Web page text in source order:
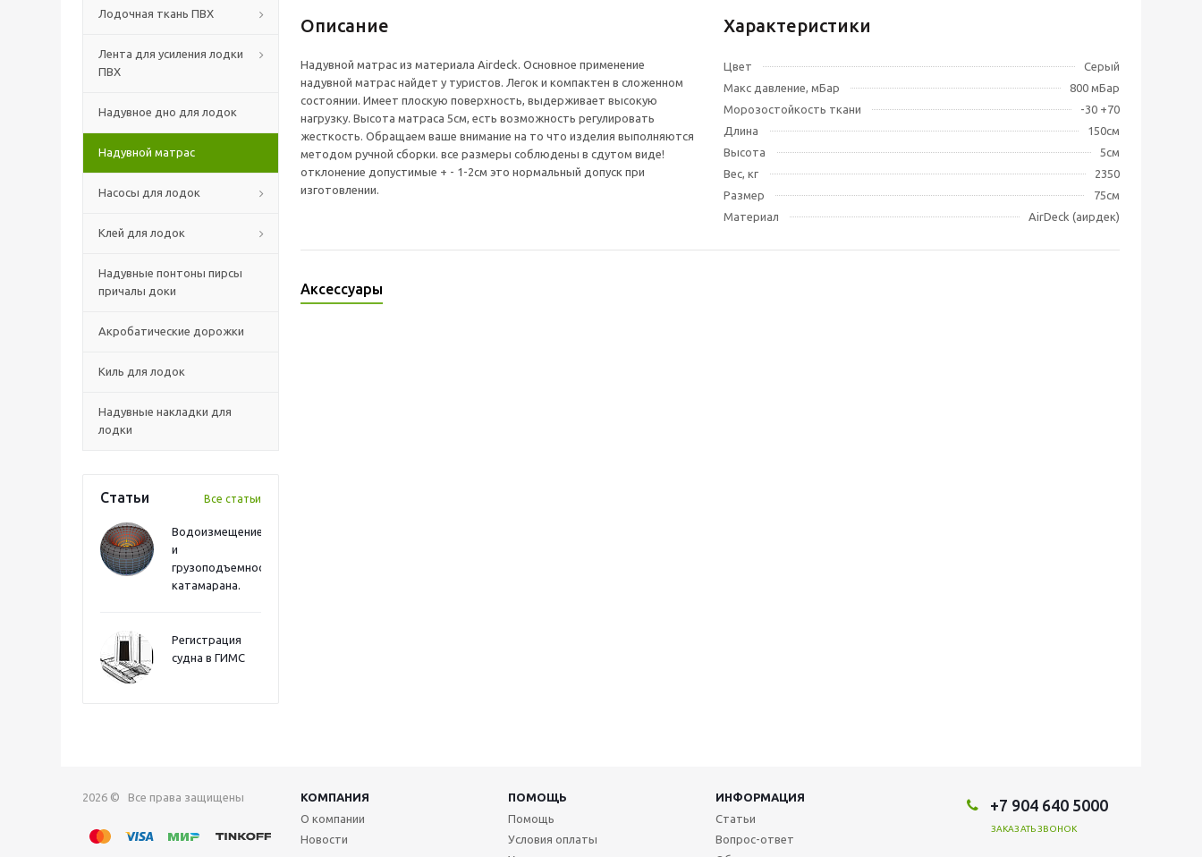
Лодочная ткань ПВХ
Лента для усиления лодки
ПВХ
Надувное дно для лодок
Надувной матрас
Насосы для лодок
Клей для лодок
Надувные понтоны пирсы
причалы доки
Акробатические дорожки
Киль для лодок
Надувные накладки для
лодки
Статьи Все статьи
Водоизмещение
и
грузоподъемность
катамарана.
Регистрация
судна в ГИМС
Описание
Надувной матрас из материала Airdeck. Основное применение
надувной матрас найдет у туристов. Легок и компактен в сложенном
состоянии. Имеет плоскую поверхность, выдерживает высокую
нагрузку. Высота матраса 5см, есть возможность регулировать
жесткость. Обращаем ваше внимание на то что изделия выполняются
методом ручной сборки. все размеры соблюдены в сдутом виде!
отклонение допустимые + - 1-2см это нормальный допуск при
изготовлении.
Характеристики
Цвет
Серый
Макс давление, мБар
800 мБар
Морозостойкость ткани
-30 +70
Длина
150см
Высота
5см
Вес, кг
2350
Размер
75см
Материал
AirDeck (аирдек)
Аксессуары
2026 © Все права защищены КОМПАНИЯ ПОМОЩЬ
ИНФОРМАЦИЯ
О компании
Новости
Помощь
Условия оплаты
Статьи
Вопрос-ответ
+7 904 640 5000
ЗАКАЗАТЬ ЗВОНОК